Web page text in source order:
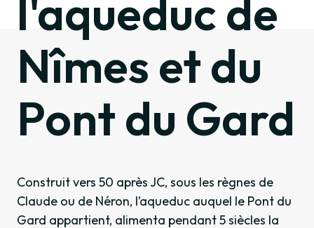
l'aqueduc de
Nîmes et du
Pont du Gard
Construit vers 50 après JC, sous les règnes de
Claude ou de Néron, l’aqueduc auquel le Pont du
Gard appartient, alimenta pendant 5 siècles la